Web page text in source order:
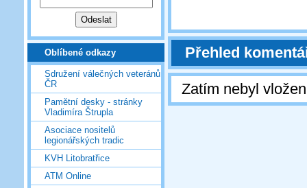
Oblíbené odkazy
Sdružení válečných veteránů
ČR
Pamětní desky - stránky
Vladimíra Štrupla
Asociace nositelů
legionářských tradic
KVH Litobratřice
ATM Online
Přehled
Zatím nebyl